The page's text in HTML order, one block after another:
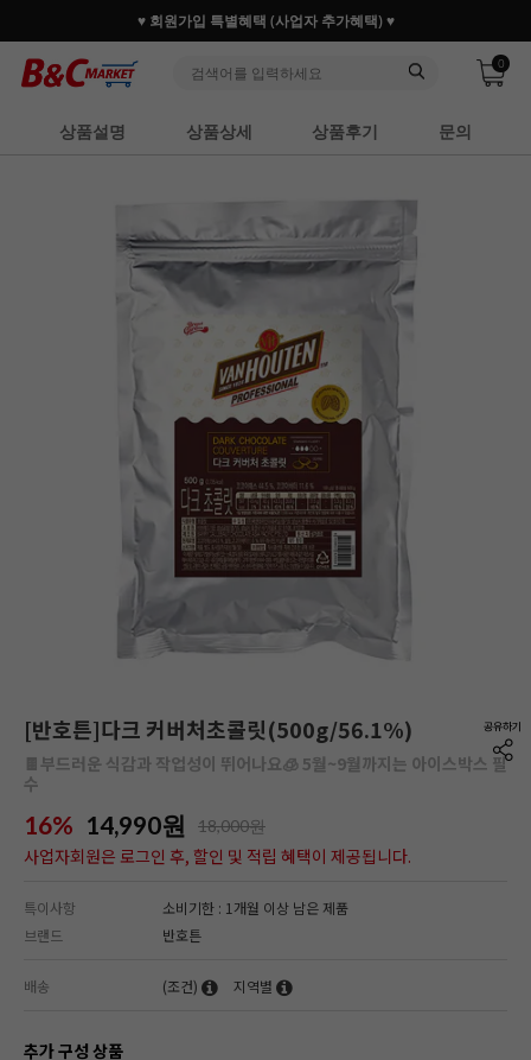
♥ 회원가입 특별혜택 (사업자 추가혜택) ♥
0
상품설명 상품상세 상품후기 문의
[반호튼]다크 커버처초콜릿(500g/56.1%)
🍫부드러운 식감과 작업성이 뛰어나요🧊 5월~9월까지는 아이스박스 필
수
16% 14,990원 18,000원
사업자회원은 로그인 후, 할인 및 적립 혜택이 제공됩니다.
특이사항
소비기한 : 1개월 이상 남은 제품
브랜드
반호튼
배송 (조건) 지역별
추가 구성 상품